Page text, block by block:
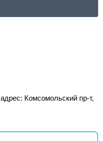
адрес: Комсомольский пр-т,